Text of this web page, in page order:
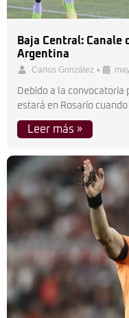
Baja Central:
Argentina
Carlos González •
Debido a la convocatoria
estará en Rosario
Leer más »